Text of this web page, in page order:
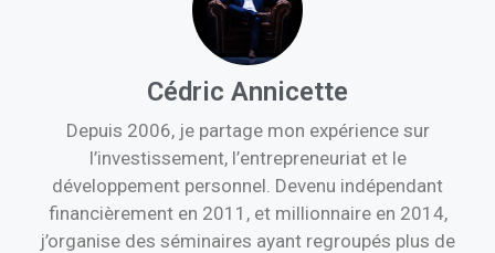
Cédric Annicette
Depuis 2006, je partage mon expérience sur
l’investissement, l’entrepreneuriat et le
développement personnel. Devenu indépendant
financièrement en 2011, et millionnaire en 2014,
j’organise des séminaires ayant regroupés plus de